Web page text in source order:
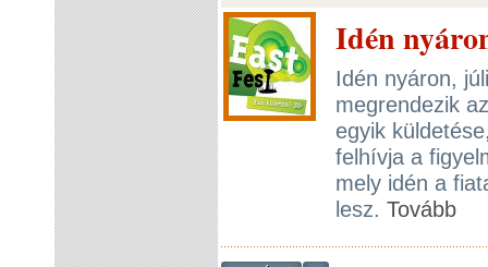
Idén
Idén nyáron,
megrendezik
egyik
felhívja a
mely idén a
lesz. Tovább